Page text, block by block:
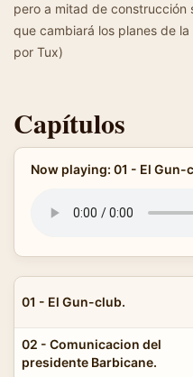
pero a mitad de construcción
que cambiará los planes de
por Tux)
Capítulos
Now playing: 01 - El Gun-
01 - El Gun-club.
02 - Comunicacion del
presidente Barbicane.